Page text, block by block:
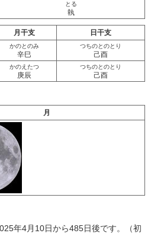
とる
執
月干支 日干支
かのとのみ
辛巳
つちのとのとり
己酉
かのえたつ
庚辰
つちのとのとり
己酉
月
年4月10日から485日後です。（初